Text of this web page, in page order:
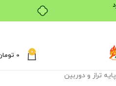
0
0
پایه تراز و دوربین